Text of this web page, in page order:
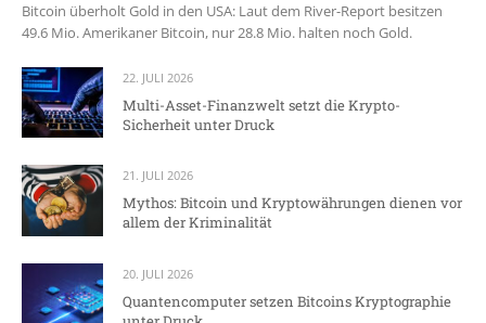
Bitcoin überholt Gold in den USA: Laut dem River-Report besitzen
49.6 Mio. Amerikaner Bitcoin, nur 28.8 Mio. halten noch Gold.
22. JULI 2026
Multi-Asset-Finanzwelt setzt die Krypto-
Sicherheit unter Druck
21. JULI 2026
Mythos: Bitcoin und Kryptowährungen dienen vor
allem der Kriminalität
20. JULI 2026
Quantencomputer setzen Bitcoins Kryptographie